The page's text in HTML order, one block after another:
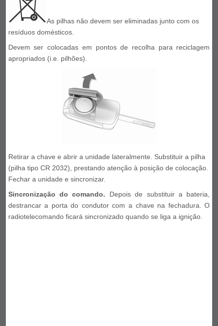
As pilhas não devem ser eliminadas junto com os
resíduos domésticos.
Devem ser colocadas em pontos de recolha para reciclagem
apropriados (i.e. pilhões).
Retirar a chave e abrir a unidade lateralmente. Substituir a pilha
(pilha tipo CR 2032), prestando atenção à posição de colocação.
Fechar a unidade e sincronizar.
Sincronização do comando. Depois de substituir a bateria,
destrancar a porta do condutor com a chave na fechadura. O
radiotelecomando ficará sincronizado quando se liga a ignição.